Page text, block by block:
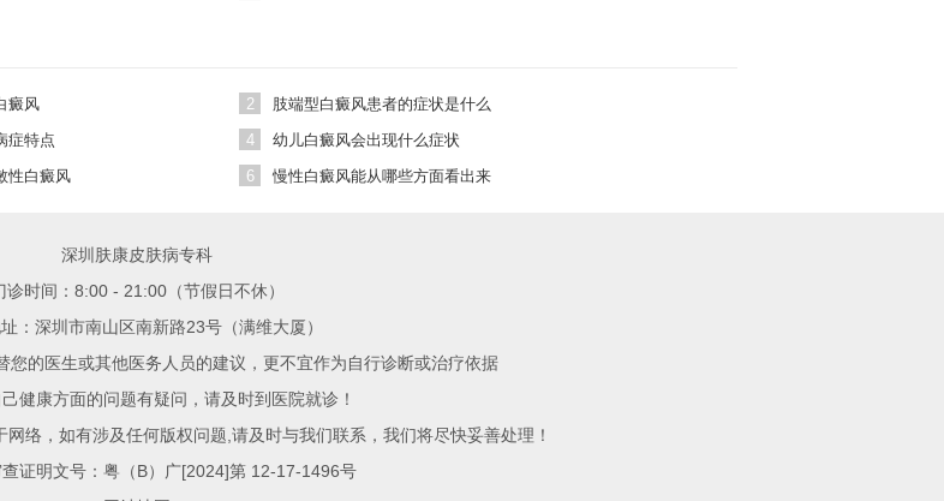
癜风 2
肢端型白癜风患者的症状是什么
症特点 4
幼儿白癜风会出现什么症状
性白癜风 6 慢性白癜风能从哪些方面看出来
深圳肤康皮肤病专科
诊时间：8:00 - 21:00（节假日不休）
：深圳市南山区南新路23号（满维大厦）
您的医生或其他医务人员的建议，更不宜作为自行诊断或治疗依据
健康方面的问题有疑问，请及时到医院就诊！
络，如有涉及任何版权问题,请及时与我们联系，我们将尽快妥善处理！
查证明文号：粤（B）广[2024]第 12-17-1496号